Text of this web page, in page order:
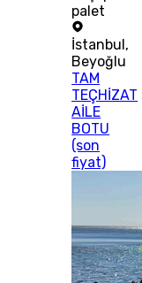
palet
İstanbul,
Beyoğlu
TAM
TEÇHİZAT
AİLE
BOTU
(son
fiyat)